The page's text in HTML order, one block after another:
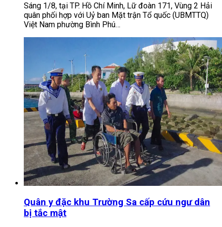
Sáng 1/8, tại TP. Hồ Chí Minh, Lữ đoàn 171, Vùng 2 Hải
quân phối hợp với Uỷ ban Mặt trận Tổ quốc (UBMTTQ)
Việt Nam phường Bình Phú…
Quân y đặc khu Trường Sa cấp cứu ngư dân
bị tắc mật